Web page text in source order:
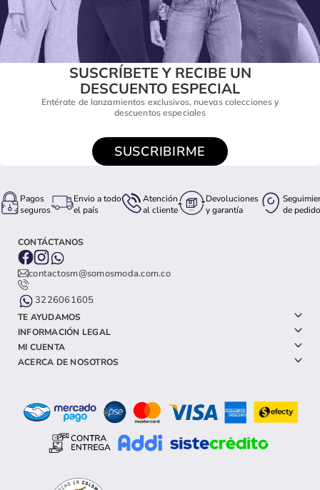
SUSCRÍBETE Y RECIBE UN
DESCUENTO ESPECIAL
Entérate de lanzamientos exclusivos, nuevas colecciones y
descuentos especiales
SUSCRIBIRME
Pagos
seguros
Envio a todo
el país
Atención
al cliente
Devoluciones
y garantía
de pedido
CONTÁCTANOS
contactosm@somosmoda.com.co
3226061605
TE AYUDAMOS
INFORMACIÓN LEGAL
MI CUENTA
ACERCA DE NOSOTROS